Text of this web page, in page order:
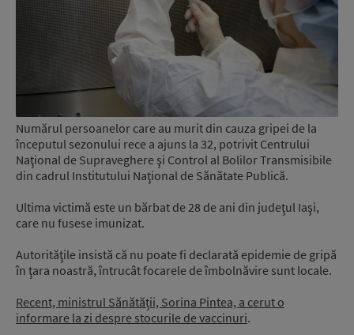
Numărul persoanelor care au murit din cauza gripei de la
începutul sezonului rece a ajuns la 32, potrivit Centrului
Naţional de Supraveghere şi Control al Bolilor Transmisibile
din cadrul Institutului Naţional de Sănătate Publică.
Ultima victimă este un bărbat de 28 de ani din judeţul Iaşi,
care nu fusese imunizat.
Autorităţile insistă că nu poate fi declarată epidemie de gripă
în ţara noastră, întrucât focarele de îmbolnăvire sunt locale.
Recent, ministrul Sănătăţii, Sorina Pintea, a cerut o
informare la zi despre stocurile de vaccinuri.